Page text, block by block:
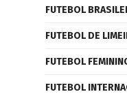
FUTEBOL
FUTEBOL DE
FUTEBOL
FUTEBOL